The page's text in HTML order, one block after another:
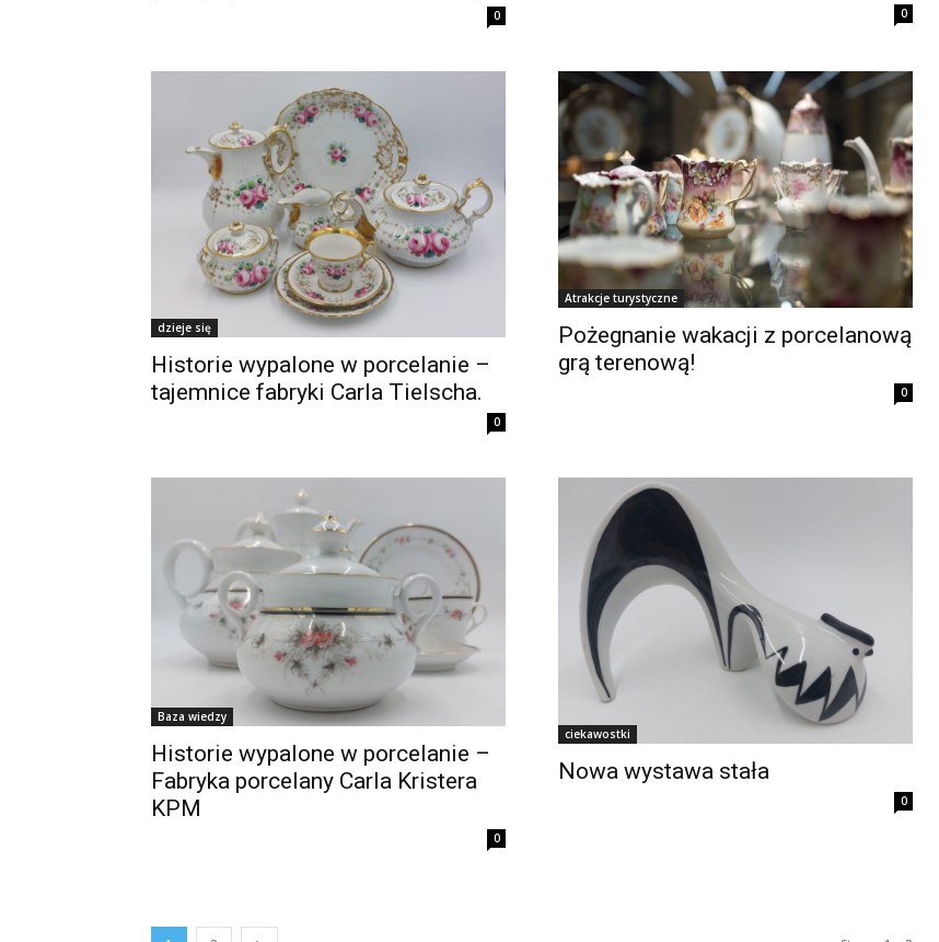
0 0
dzieje się
Historie wypalone w porcelanie –
tajemnice fabryki Carla Tielscha.
0
Atrakcje turystyczne
Pożegnanie wakacji z porcelanową
grą terenową!
0
Baza wiedzy
Historie wypalone w porcelanie –
Fabryka porcelany Carla Kristera
KPM
0
ciekawostki
Nowa wystawa stała
0